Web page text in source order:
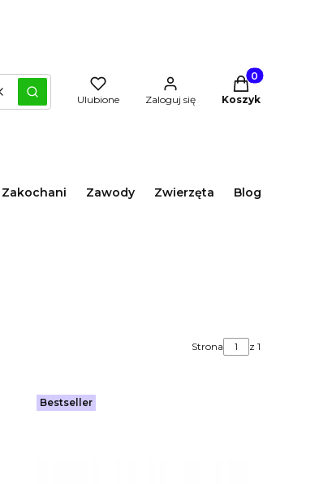
Szukaj Ulubione Zaloguj się
Produkty w
Koszyk
Zakochani Zawody Zwierzęta Blog
Strona z 1
Bestseller